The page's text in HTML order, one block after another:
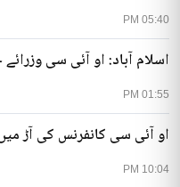
05:40 PM
01:55 PM
اسلام آباد: او آئی سی
10:04 PM
او آئی سی کانفرنس کی آڑ